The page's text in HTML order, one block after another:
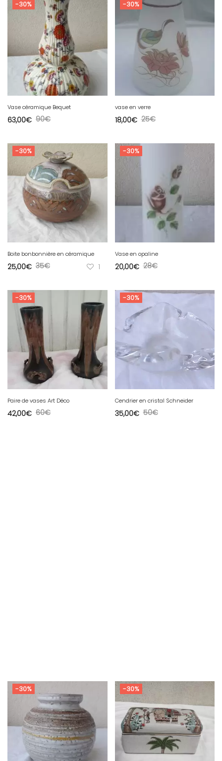
-30%
Vase céramique Bequet
90€
63,00€
-30%
vase en verre
25€
18,00€
-30%
Boite bonbonnière en céramique
35€
25,00€ 1
-30%
Vase en opaline
28€
20,00€
-30%
Paire de vases Art Déco
60€
42,00€
-30%
Cendrier en cristal Schneider
50€
35,00€
-30% -30%